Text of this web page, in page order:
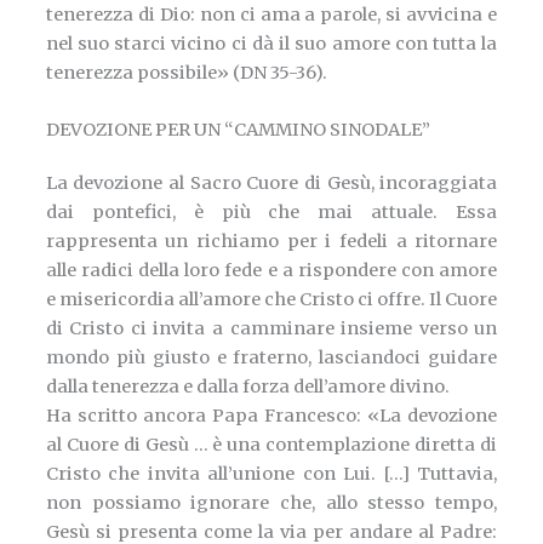
tenerezza di Dio: non ci ama a parole, si avvicina e
nel suo starci vicino ci dà il suo amore con tutta la
tenerezza possibile» (DN 35-36).
DEVOZIONE PER UN “CAMMINO SINODALE”
La devozione al Sacro Cuore di Gesù, incoraggiata
dai pontefici, è più che mai attuale. Essa
rappresenta un richiamo per i fedeli a ritornare
alle radici della loro fede e a rispondere con amore
e misericordia all’amore che Cristo ci offre. Il Cuore
di Cristo ci invita a camminare insieme verso un
mondo più giusto e fraterno, lasciandoci guidare
dalla tenerezza e dalla forza dell’amore divino.
Ha scritto ancora Papa Francesco: «La devozione
al Cuore di Gesù … è una contemplazione diretta di
Cristo che invita all’unione con Lui. […] Tuttavia,
non possiamo ignorare che, allo stesso tempo,
Gesù si presenta come la via per andare al Padre: